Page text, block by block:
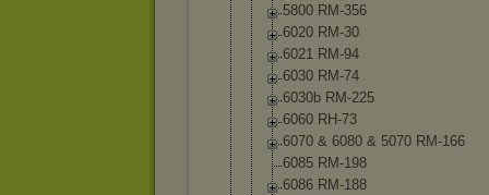
5800 RM-356
6020 RM-30
6021 RM-94
6030 RM-74
6030b RM-225
6060 RH-73
6070 & 6080 & 5070 RM-166
6085 RM-198
6086 RM-188